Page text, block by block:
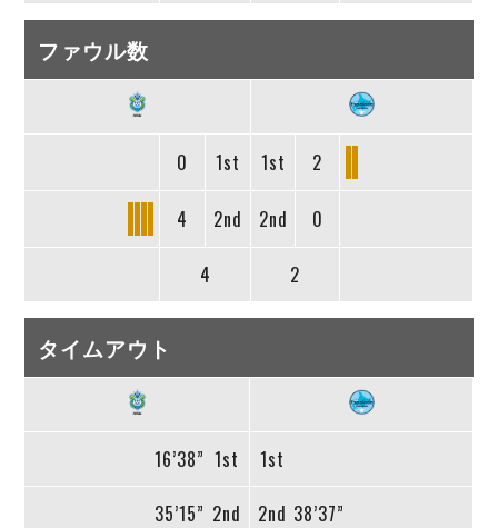
ファウル数
0 1st 1st 2
4 2nd 2nd 0
4 2
タイムアウト
16’38” 1st 1st
35’15” 2nd 2nd 38’37”